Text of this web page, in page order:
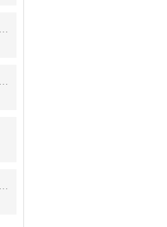
巴鲁夫传感器的主要技术优势是什么
罗克韦尔传感器的市场应用案例有哪些
史陶比尔接头哪个系列密封性能好